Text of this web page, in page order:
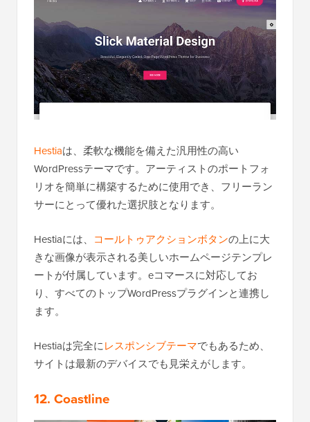
Hestiaは、柔軟な機能を備えた汎用性の高い
WordPressテーマです。アーティストのポートフォ
リオを簡単に構築するために使用でき、フリーラン
サーにとって優れた選択肢となります。
Hestiaには、 コールトゥアクションボタンの上に大
きな画像が表示される美しいホームページテンプレ
ートが付属しています。eコマースに対応してお
り、すべてのトップWordPressプラグインと連携し
ます。
Hestiaは完全にレスポンシブテーマでもあるため、
サイトは最新のデバイスでも見栄えがします。
12. Coastline